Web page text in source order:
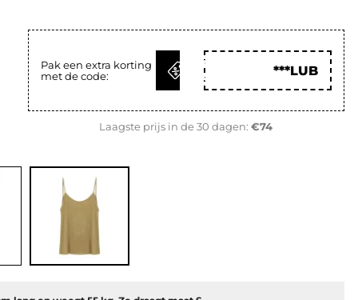
Pak een extra korting
met de code:
KRIJG
CODE
***LUB
Laagste prijs in de 30 dagen:€74